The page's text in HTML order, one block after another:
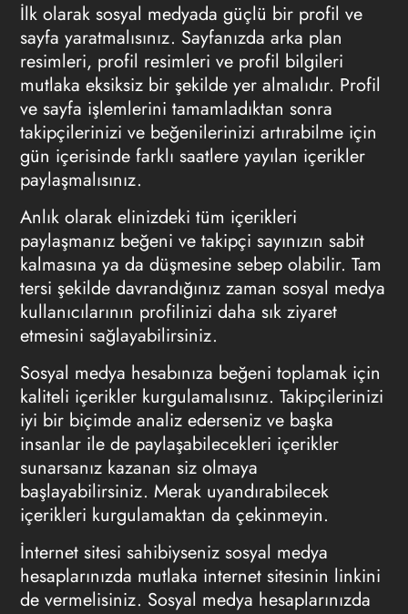
İlk olarak sosyal medyada güçlü bir profil ve
sayfa yaratmalısınız. Sayfanızda arka plan
resimleri, profil resimleri ve profil bilgileri
mutlaka eksiksiz bir şekilde yer almalıdır. Profil
ve sayfa işlemlerini tamamladıktan sonra
takipçilerinizi ve beğenilerinizi artırabilme için
gün içerisinde farklı saatlere yayılan içerikler
paylaşmalısınız.
Anlık olarak elinizdeki tüm içerikleri
paylaşmanız beğeni ve takipçi sayınızın sabit
kalmasına ya da düşmesine sebep olabilir. Tam
tersi şekilde davrandığınız zaman sosyal medya
kullanıcılarının profilinizi daha sık ziyaret
etmesini sağlayabilirsiniz.
Sosyal medya hesabınıza beğeni toplamak için
kaliteli içerikler kurgulamalısınız. Takipçilerinizi
iyi bir biçimde analiz ederseniz ve başka
insanlar ile de paylaşabilecekleri içerikler
sunarsanız kazanan siz olmaya
başlayabilirsiniz. Merak uyandırabilecek
içerikleri kurgulamaktan da çekinmeyin.
İnternet sitesi sahibiyseniz sosyal medya
hesaplarınızda mutlaka internet sitesinin linkini
de vermelisiniz. Sosyal medya hesaplarınızda